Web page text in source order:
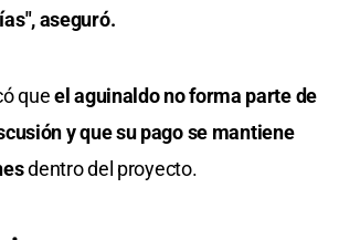
aseguró.
queel aguinaldo no forma parte de
y que su pago se mantiene
dentro del proyecto.